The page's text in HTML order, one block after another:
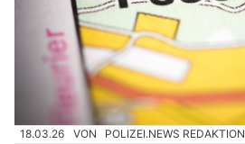
18.03.26 VON POLIZEI.NEWS REDAKTION